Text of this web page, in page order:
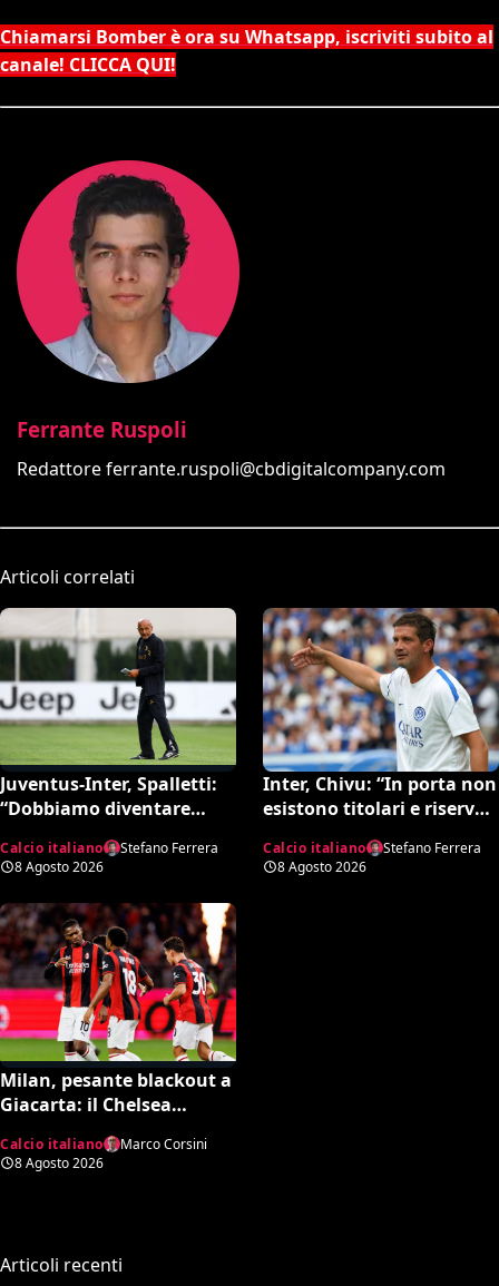
Chiamarsi Bomber è ora su Whatsapp, iscriviti subito al
canale! CLICCA QUI!
Ferrante Ruspoli
Redattoreferrante.ruspoli@cbdigitalcompany.com
Articoli correlati
Juventus-Inter, Spalletti:
“Dobbiamo diventare
Cose che possono
capitare”
Calcio italiano
Stefano Ferrera
8 Agosto 2026
Inter, Chivu: “In porta non
esistono titolari e riserve.
Calcio italiano
Stefano Ferrera
8 Agosto 2026
Milan, pesante blackout a
Giacarta: il Chelsea
amichevole
Calcio italiano
Marco Corsini
8 Agosto 2026
Articoli recenti